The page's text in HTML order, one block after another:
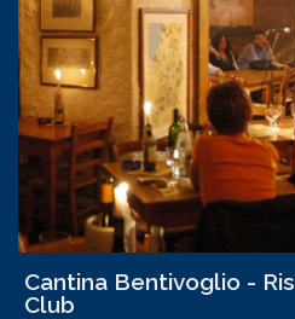
Cantina Bentivoglio -
Club